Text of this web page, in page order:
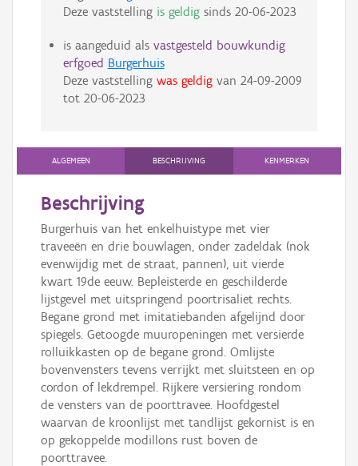
Deze vaststelling is geldigsinds 20-06-2023
is aangeduid als vastgesteld bouwkundig
erfgoed Burgerhuis
Deze vaststelling was geldigvan 24-09-2009
tot 20-06-2023
ALGEMEEN BESCHRIJVING KENMERKEN
Beschrijving
Burgerhuis van het enkelhuistype met vier
traveeën en drie bouwlagen, onder zadeldak (nok
evenwijdig met de straat, pannen), uit vierde
kwart 19de eeuw. Bepleisterde en geschilderde
lijstgevel met uitspringend poortrisaliet rechts.
Begane grond met imitatiebanden afgelijnd door
spiegels. Getoogde muuropeningen met versierde
rolluikkasten op de begane grond. Omlijste
bovenvensters tevens verrijkt met sluitsteen en op
cordon of lekdrempel. Rijkere versiering rondom
de vensters van de poorttravee. Hoofdgestel
waarvan de kroonlijst met tandlijst gekornist is en
op gekoppelde modillons rust boven de
poorttravee.